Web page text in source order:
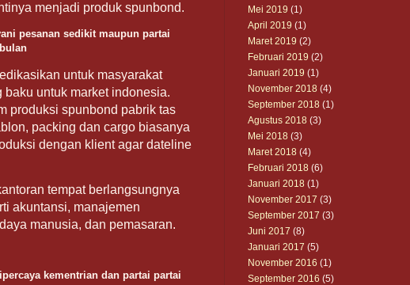
menjadi produk spunbond.
pesanan sedikit maupun partai
untuk masyarakat
untuk market indonesia.
produksi spunbond pabrik tas
packing dan cargo biasanya
dengan klient agar dateline
tempat berlangsungnya
akuntansi, manajemen
manusia, dan pemasaran.
kementrian dan partai partai
Mei 2019 (1)
April 2019 (1)
Maret 2019 (2)
Februari 2019 (2)
Januari 2019 (1)
November 2018 (4)
September 2018 (1)
Agustus 2018 (3)
Mei 2018 (3)
Maret 2018 (4)
Februari 2018 (6)
Januari 2018 (1)
November 2017 (3)
September 2017 (3)
Juni 2017 (8)
Januari 2017 (5)
November 2016 (1)
September 2016 (5)